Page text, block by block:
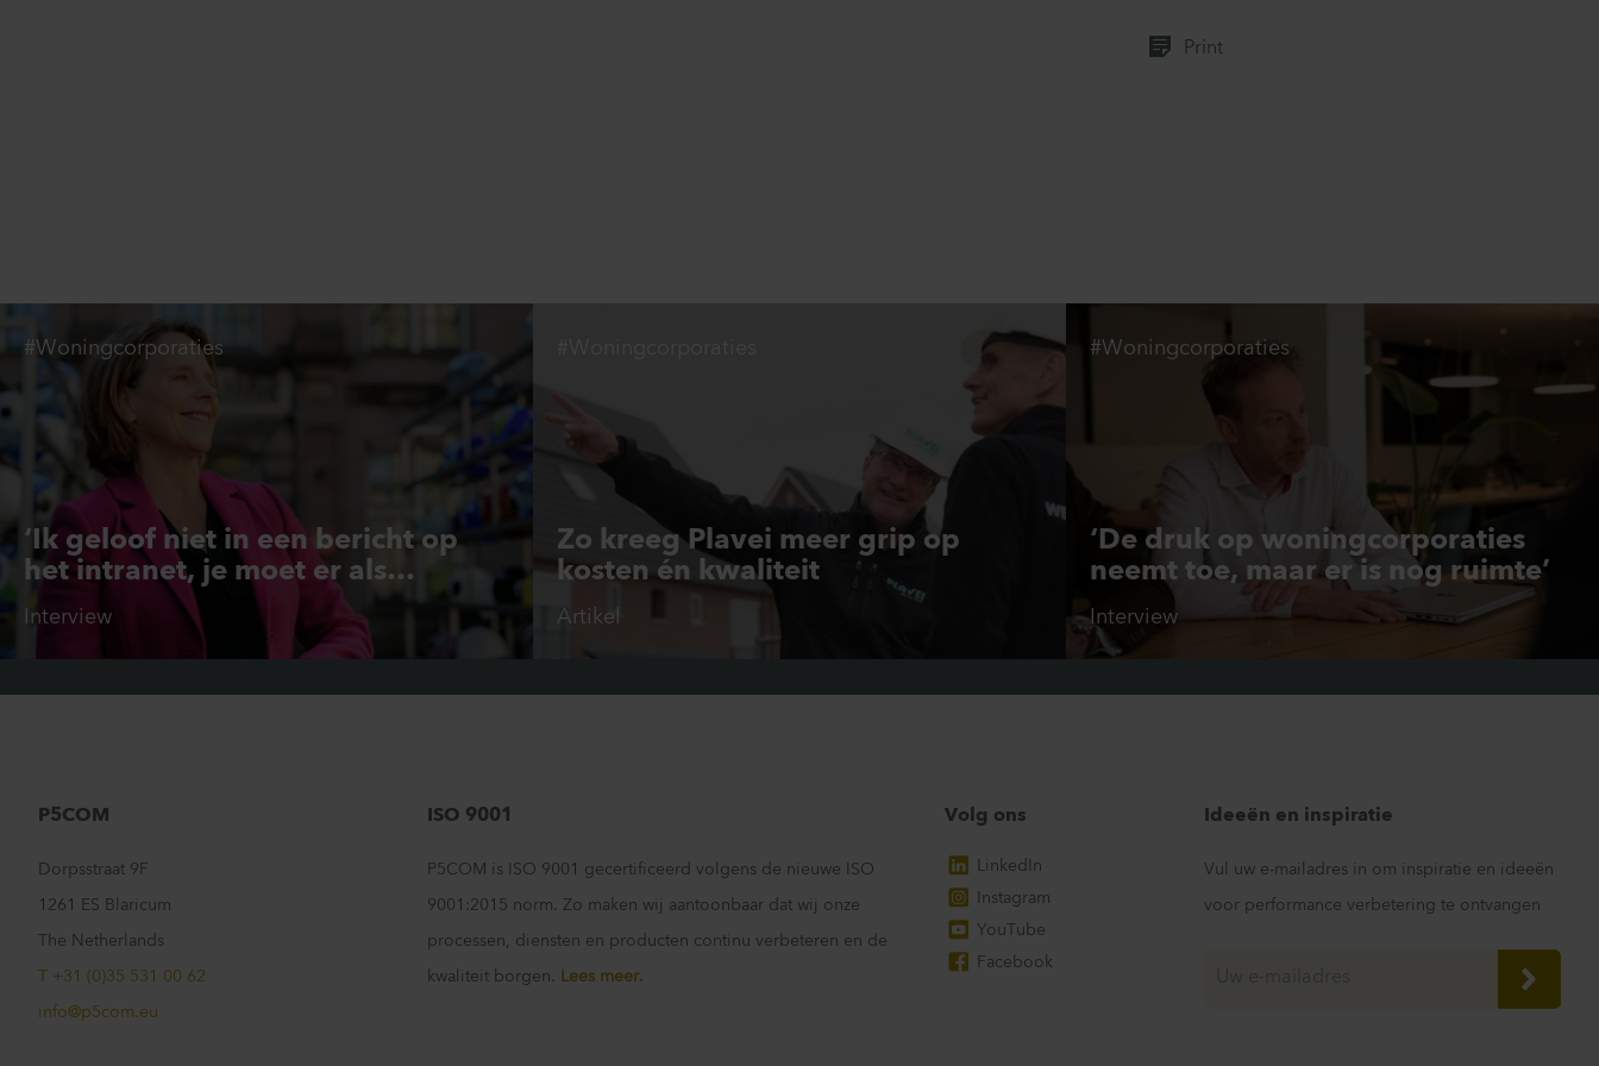
Print
‘Ik geloof niet in een bericht op
het intranet, je moet er als
bestuurder zijn’
Interview
#Woningcorporaties
Zo kreeg Plavei meer grip op
kosten én kwaliteit
Artikel
‘De druk op woningcorporaties
neemt toe, maar er is nog ruimte’
Interview
#Woningcorporaties
P5COM
Dorpsstraat 9F
1261 ES Blaricum
The Netherlands
T +31 (0)35 531 00 62
info@p5com.eu
ISO 9001
P5COM is ISO 9001 gecertificeerd volgens de nieuwe ISO
9001:2015 norm. Zo maken wij aantoonbaar dat wij onze
processen, diensten en producten continu verbeteren en de
kwaliteit borgen. Lees meer.
Volg ons
LinkedIn
Instagram
YouTube
Facebook
Ideeën en inspiratie
Vul uw e-mailadres in om inspiratie en ideeën
voor performance verbetering te ontvangen